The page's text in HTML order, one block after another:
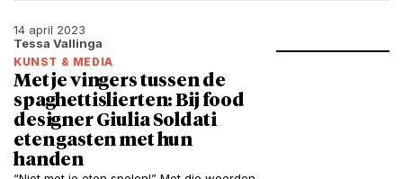
14 april 2023
Tessa Vallinga
KUNST & MEDIA
Met je vingers tussen de
spaghettislierten: Bij food
designer Giulia Soldati
eten gasten met hun
handen